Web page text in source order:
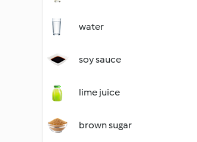
water
soy sauce
lime juice
brown sugar